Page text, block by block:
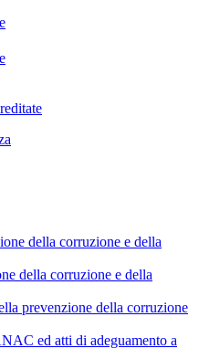
della corruzione e della
della corruzione e della
prevenzione della corruzione
ed atti di adeguamento a